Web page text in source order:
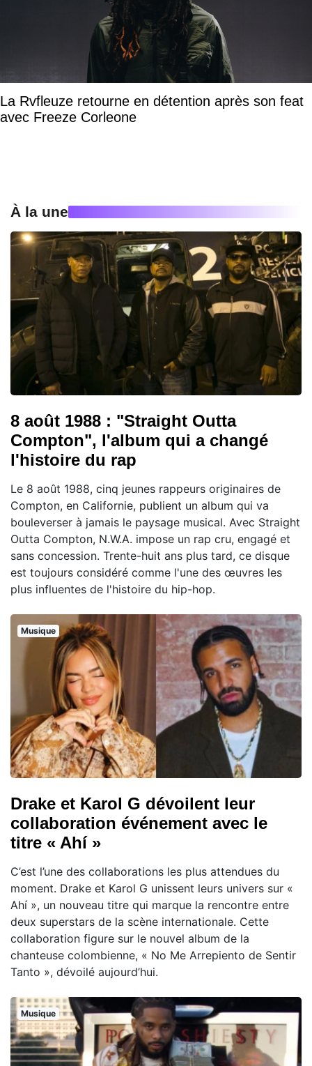
La Rvfleuze retourne en détention après son feat
avec Freeze Corleone
À la une
8 août 1988 : "Straight Outta
Compton", l'album qui a changé
l'histoire du rap
Le 8 août 1988, cinq jeunes rappeurs originaires de
Compton, en Californie, publient un album qui va
bouleverser à jamais le paysage musical. Avec Straight
Outta Compton, N.W.A. impose un rap cru, engagé et
sans concession. Trente-huit ans plus tard, ce disque
est toujours considéré comme l'une des œuvres les
plus influentes de l'histoire du hip-hop.
Musique
Drake et Karol G dévoilent leur
collaboration événement avec le
titre « Ahí »
C’est l’une des collaborations les plus attendues du
moment. Drake et Karol G unissent leurs univers sur «
Ahí », un nouveau titre qui marque la rencontre entre
deux superstars de la scène internationale. Cette
collaboration figure sur le nouvel album de la
chanteuse colombienne, « No Me Arrepiento de Sentir
Tanto », dévoilé aujourd’hui.
Musique